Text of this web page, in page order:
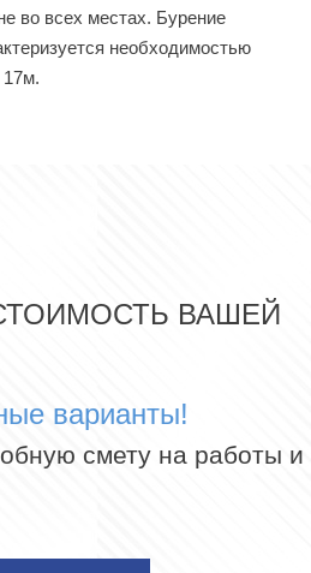
во всех местах. Бурение
необходимостью
17м.
ВАШЕЙ
варианты!
смету на работы и